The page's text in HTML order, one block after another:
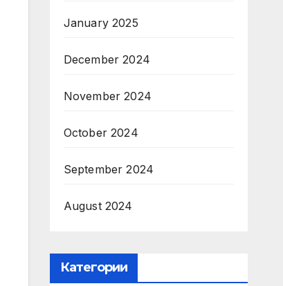
January 2025
December 2024
November 2024
October 2024
September 2024
August 2024
Категории